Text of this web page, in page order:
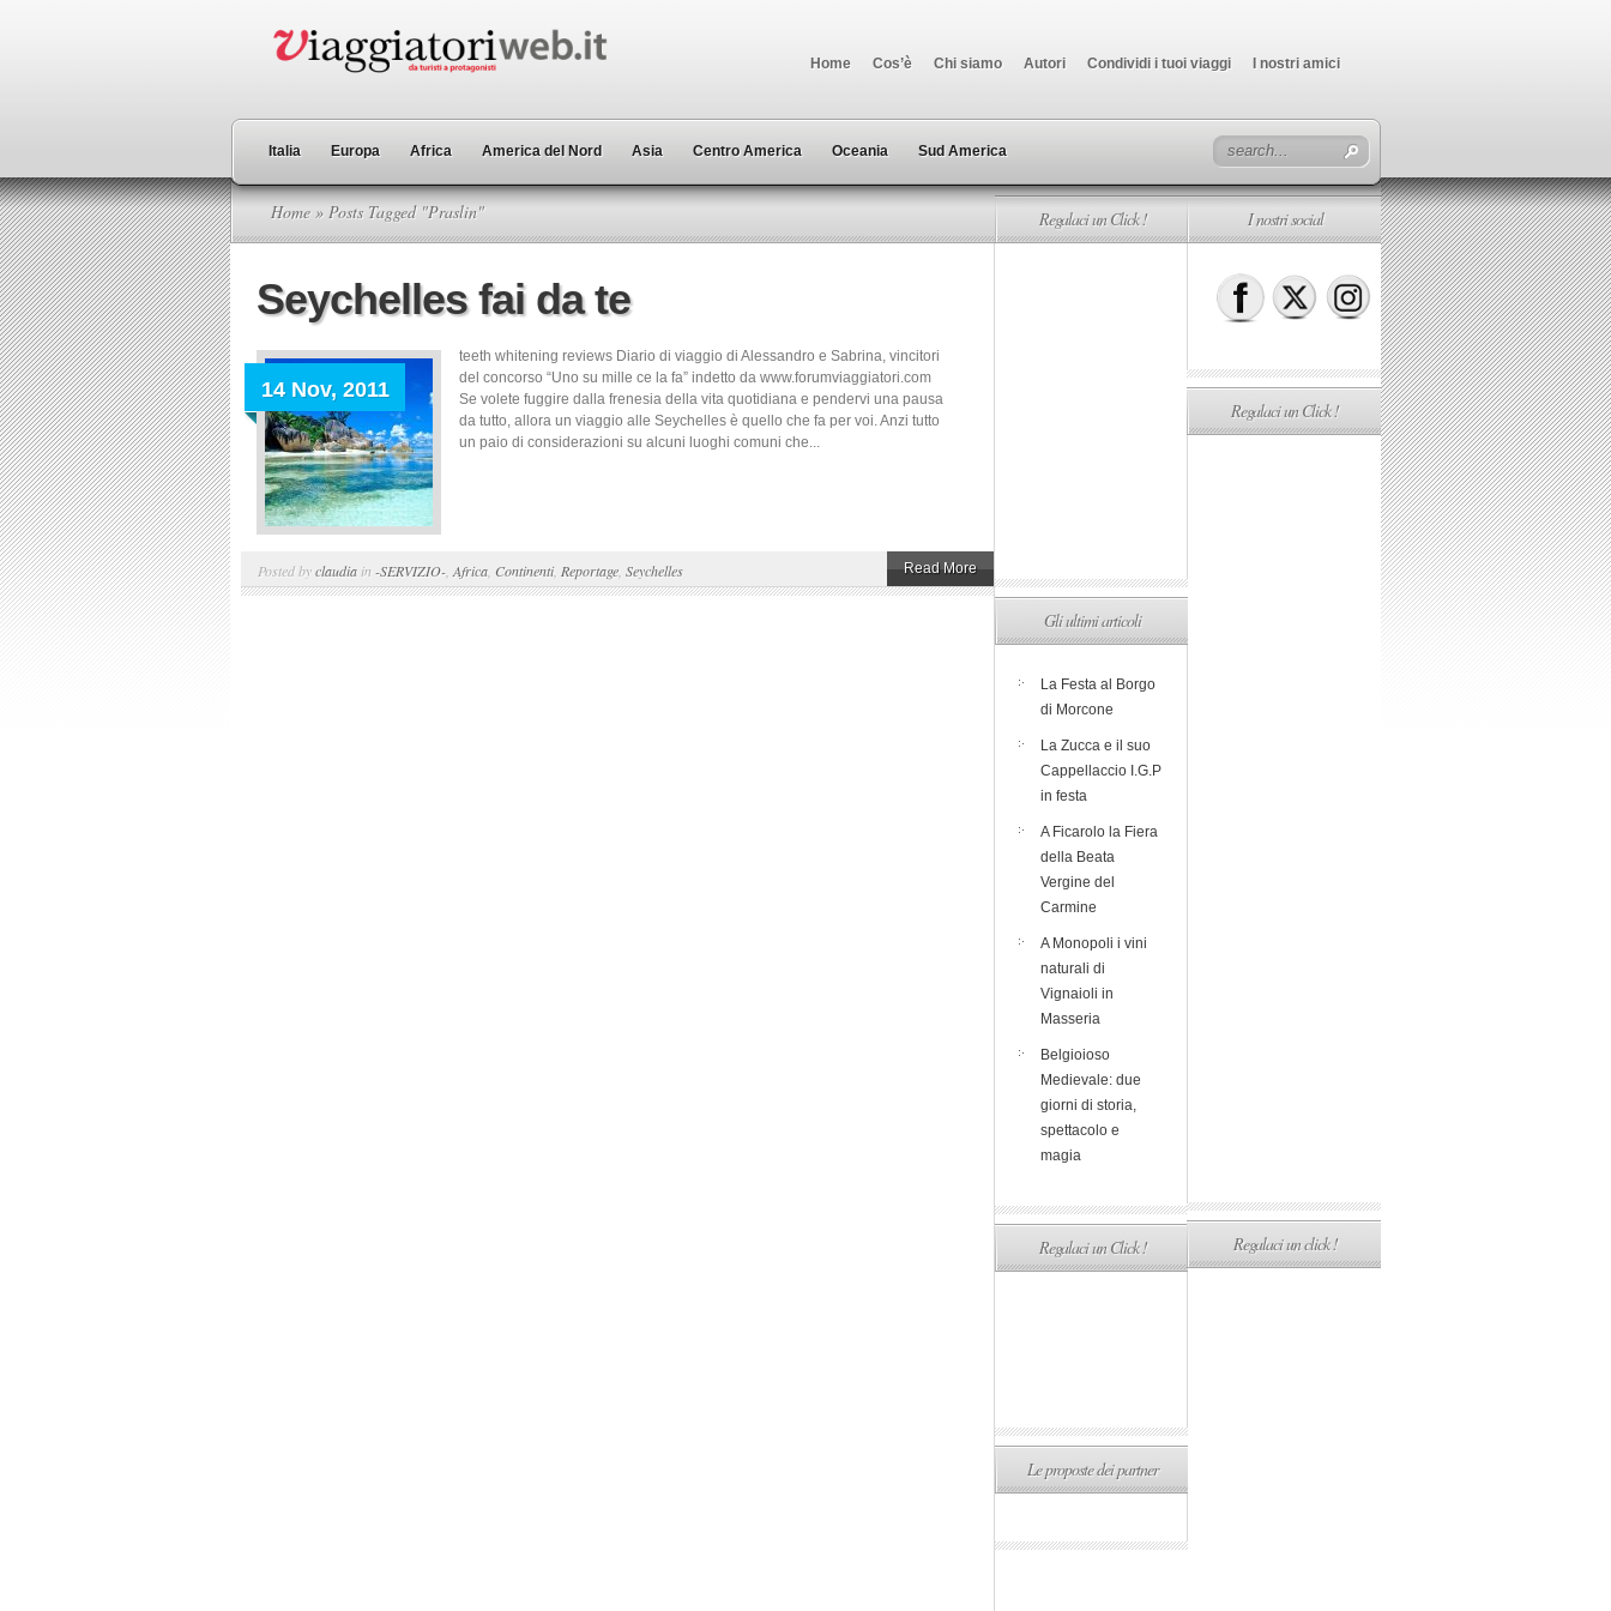
Home Cos’è Chi siamo Autori Condividi i tuoi viaggi I nostri amici
Italia Europa Africa America del Nord Asia Centro America Oceania Sud America
Home » Posts Tagged "Praslin"
Seychelles fai da te
14 Nov, 2011
teeth whitening reviews Diario di viaggio di Alessandro e Sabrina, vincitori
del concorso “Uno su mille ce la fa” indetto da www.forumviaggiatori.com
Se volete fuggire dalla frenesia della vita quotidiana e pendervi una pausa
da tutto, allora un viaggio alle Seychelles è quello che fa per voi. Anzi tutto
un paio di considerazioni su alcuni luoghi comuni che...
Posted byclaudia in -SERVIZIO- Africa Continenti, Reportage Seychelles Read More
Regalaci un Click !
Gli ultimi articoli
La Festa al Borgo
di Morcone
La Zucca e il suo
Cappellaccio I.G.P
in festa
A Ficarolo la Fiera
della Beata
Vergine del
Carmine
A Monopoli i vini
naturali di
Vignaioli in
Masseria
Belgioioso
Medievale: due
giorni di storia,
spettacolo e
magia
Regalaci un Click !
Le proposte dei partner
I nostri social
Regalaci un Click !
Regalaci un click !